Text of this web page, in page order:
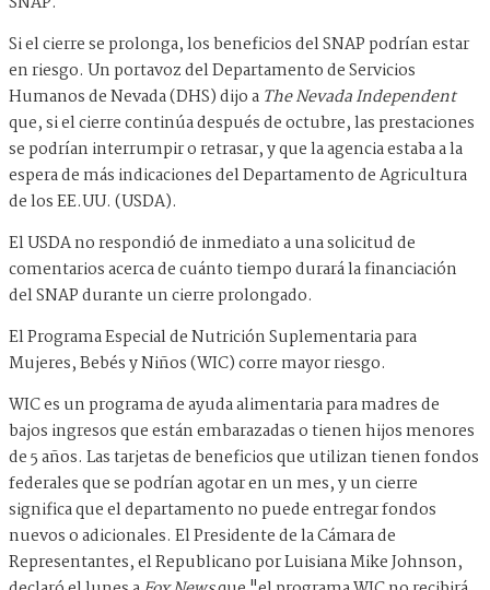
Si el cierre se prolonga, los beneficios del SNAP podrían estar
en riesgo. Un portavoz del Departamento de Servicios
Humanos de Nevada (DHS) dijo a The Nevada Independent
que, si el cierre continúa después de octubre, las prestaciones
se podrían interrumpir o retrasar, y que la agencia estaba a la
espera de más indicaciones del Departamento de Agricultura
de los EE.UU. (USDA).
El USDA no respondió de inmediato a una solicitud de
comentarios acerca de cuánto tiempo durará la financiación
del SNAP durante un cierre prolongado.
El Programa Especial de Nutrición Suplementaria para
Mujeres, Bebés y Niños (WIC) corre mayor riesgo.
WIC es un programa de ayuda alimentaria para madres de
bajos ingresos que están embarazadas o tienen hijos menores
de 5 años. Las tarjetas de beneficios que utilizan tienen fondos
federales que se podrían agotar en un mes, y un cierre
significa que el departamento no puede entregar fondos
nuevos o adicionales. El Presidente de la Cámara de
Representantes, el Republicano por Luisiana Mike Johnson,